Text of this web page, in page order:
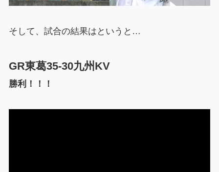
そして、試合の結果はというと…
GR東葛35-30九州KV
勝利！！！